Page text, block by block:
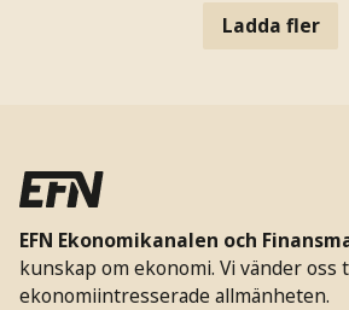
Ladda fler
EFN Ekonomikanalen och
kunskap om ekonomi. Vi vänder oss
ekonomiintresserade allmänheten.